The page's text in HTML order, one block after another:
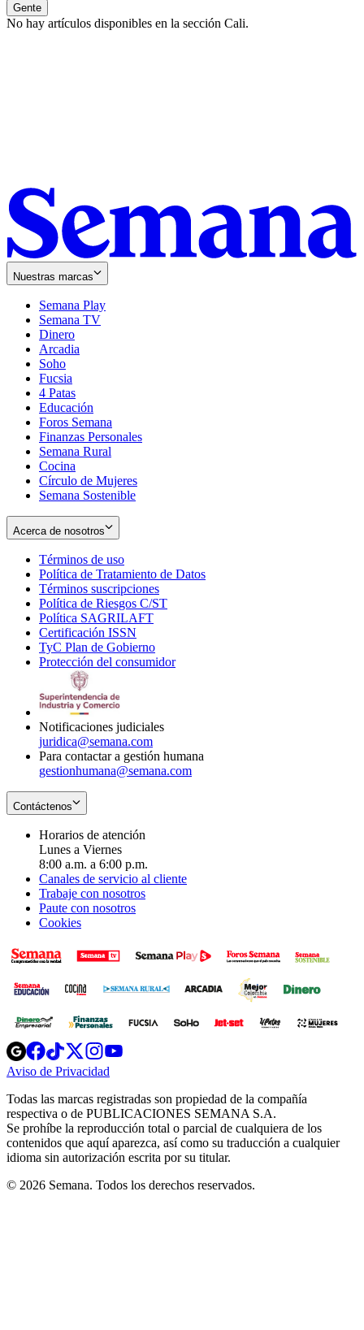
Gente
No hay artículos disponibles en la sección Cali.
Nuestras marcas
Semana Play
Semana TV
Dinero
Arcadia
Soho
in
new
window
Fucsia
in
new
window
4 Patas
Educación
Foros Semana
Finanzas Personales
Semana Rural
Cocina
Círculo de Mujeres
Semana Sostenible
Acerca de nosotros
Términos de uso
in
new
window
Política de Tratamiento de Datos
Términos suscripciones
in
Política de Riesgos C/ST
Política SAGRILAFT
new
window
Certificación ISSN
in
new
TyC Plan de Gobierno
in
Protección del consumidorOpens
Notificaciones judiciales
juridica@semana.com
Para contactar a gestión humana
gestionhumana@semana.com
Contáctenos
Horarios de atención
Lunes a Viernes
8:00 a.m. a 6:00 p.m.
Canales de servicio al cliente
Trabaje con nosotros
Paute con nosotros
Cookies
Opens
in
new
Opens
in
new
Opens
in
new
window
Opens
new
windowwindow
Aviso de Privacidad
new
window
Todas las marcas registradas son propiedad de la compañía
respectiva o de PUBLICACIONES SEMANA S.A.
Se prohíbe la reproducción total o parcial de cualquiera de los
contenidos que aquí aparezca, así como su traducción a cualquier
idioma sin autorización escrita por su titular.
© 2026 Semana. Todos los derechos reservados.